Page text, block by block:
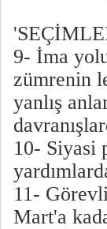
9- İma
zümrenin
yanlış
10- Siyasi
11-
Mart'a